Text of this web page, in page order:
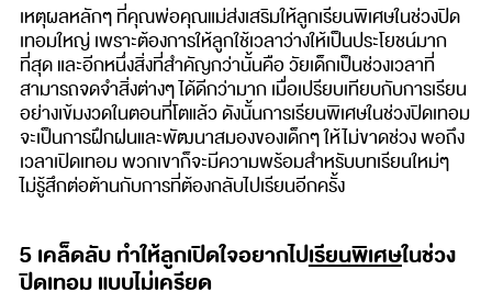
เหตุผลหลักๆ ที่คุณพ่อคุณแม่ส่งเสริมให้ลูกเรียนพิเศษในช่วงปิด
เทอมใหญ่ เพราะต้องการให้ลูกใช้เวลาว่างให้เป็นประโยชน์มาก
ที่สุด และอีกหนึ่งสิ่งที่สำคัญกว่านั้นคือ วัยเด็กเป็นช่วงเวลาที่
สามารถจดจำสิ่งต่างๆ ได้ดีกว่ามาก เมื่อเปรียบเทียบกับการเรียน
อย่างเข้มงวดในตอนที่โตแล้ว ดังนั้นการเรียนพิเศษในช่วงปิดเทอม
จะเป็นการฝึกฝนและพัฒนาสมองของเด็กๆ ให้ไม่ขาดช่วง พอถึง
เวลาเปิดเทอม พวกเขาก็จะมีความพร้อมสำหรับบทเรียนใหม่ๆ
ไม่รู้สึกต่อต้านกับการที่ต้องกลับไปเรียนอีกครั้ง
5 เคล็ดลับ ทำให้ลูกเปิดใจอยากไปเรียนพิเศษในช่วง
ปิดเทอม แบบไม่เครียด